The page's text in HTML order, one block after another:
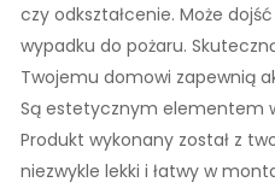
czy odkształcenie. Może
wypadku do pożaru.
Twojemu domowi zapewnią
Są estetycznym elementem
Produkt wykonany został z
niezwykle lekki i łatwy w